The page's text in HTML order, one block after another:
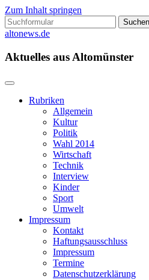
Zum Inhalt springen
Suchen
nach:
altonews.de
Aktuelles aus Altomünster
Rubriken
Allgemein
Kultur
Politik
Wahl 2014
Wirtschaft
Technik
Interview
Kinder
Sport
Umwelt
Impressum
Kontakt
Haftungsausschluss
Impressum
Termine
Datenschutzerklärung